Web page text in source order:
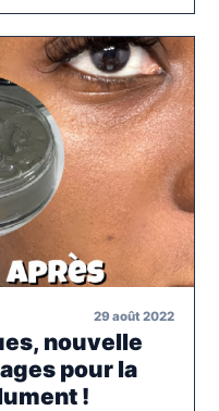
29 août 2022
nouvelle
pour la
!